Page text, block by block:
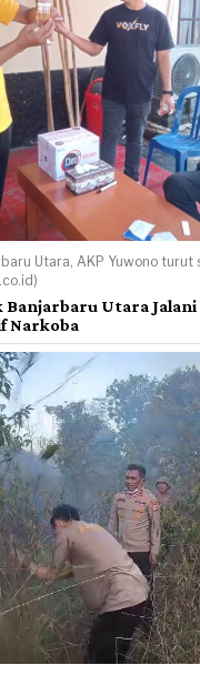
Utara, AKP Yuwono turut
Banjarbaru Utara
Narkoba